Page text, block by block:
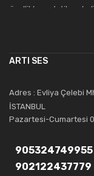
özellikler, estetik ve
saygıdeğer yerini
Artı Ses, güler yüzü
güvenebileceğiniz bir
ARTI SES
Adres : Evliya Çelebi
İSTANBUL
Pazartesi-Cumartesi
905324749955
902122437779